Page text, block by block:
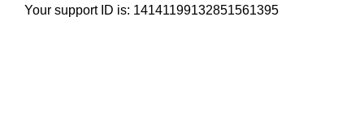
Your support ID is: 14141199132851561395